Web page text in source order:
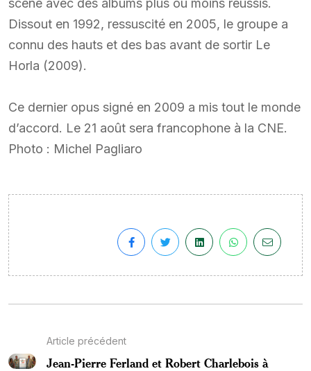
Dissout en 1992, ressuscité en 2005, le groupe a
connu des hauts et des bas avant de sortir Le
Horla (2009).
Ce dernier opus signé en 2009 a mis tout le monde
d’accord. Le 21 août sera francophone à la CNE.
Photo : Michel Pagliaro
Article précédent
Jean-Pierre Ferland et Robert Charlebois à